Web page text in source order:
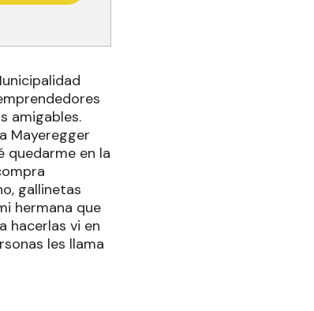
amigables.
Mayeregger
quedarme en la
gallinetas
hermana que
hacerlas vi en
les llama